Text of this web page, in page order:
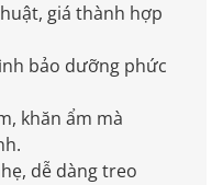
giá thành hợp
bảo dưỡng phức
khăn ẩm mà
dễ dàng treo